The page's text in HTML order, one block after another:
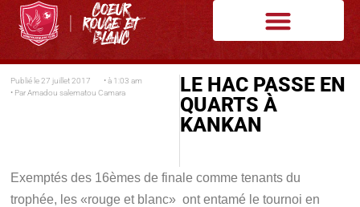
Publié le 27 juillet 2017 • à 1:03 am
• ParAmadou salematou Camara
LE HAC PASSE EN
QUARTS À
KANKAN
Exemptés des 16èmes de finale comme tenants du
trophée, les «rouge et blanc» ont entamé le tournoi en